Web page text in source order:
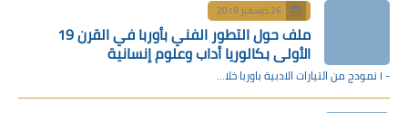
26 ديسمبر 2019
ملف حول التطور الفني بأوربا في القرن 19
الأولى بكالوريا أداب وعلوم إنسانية
- I نمودج من التيارات الادبية باوربا خلا…